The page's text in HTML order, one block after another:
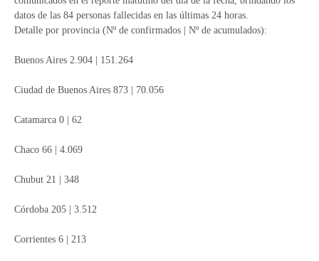
datos de las 84 personas fallecidas en las últimas 24 horas.
Detalle por provincia (Nº de confirmados | Nº de acumulados):
Buenos Aires 2.904 | 151.264
Ciudad de Buenos Aires 873 | 70.056
Catamarca 0 | 62
Chaco 66 | 4.069
Chubut 21 | 348
Córdoba 205 | 3.512
Corrientes 6 | 213